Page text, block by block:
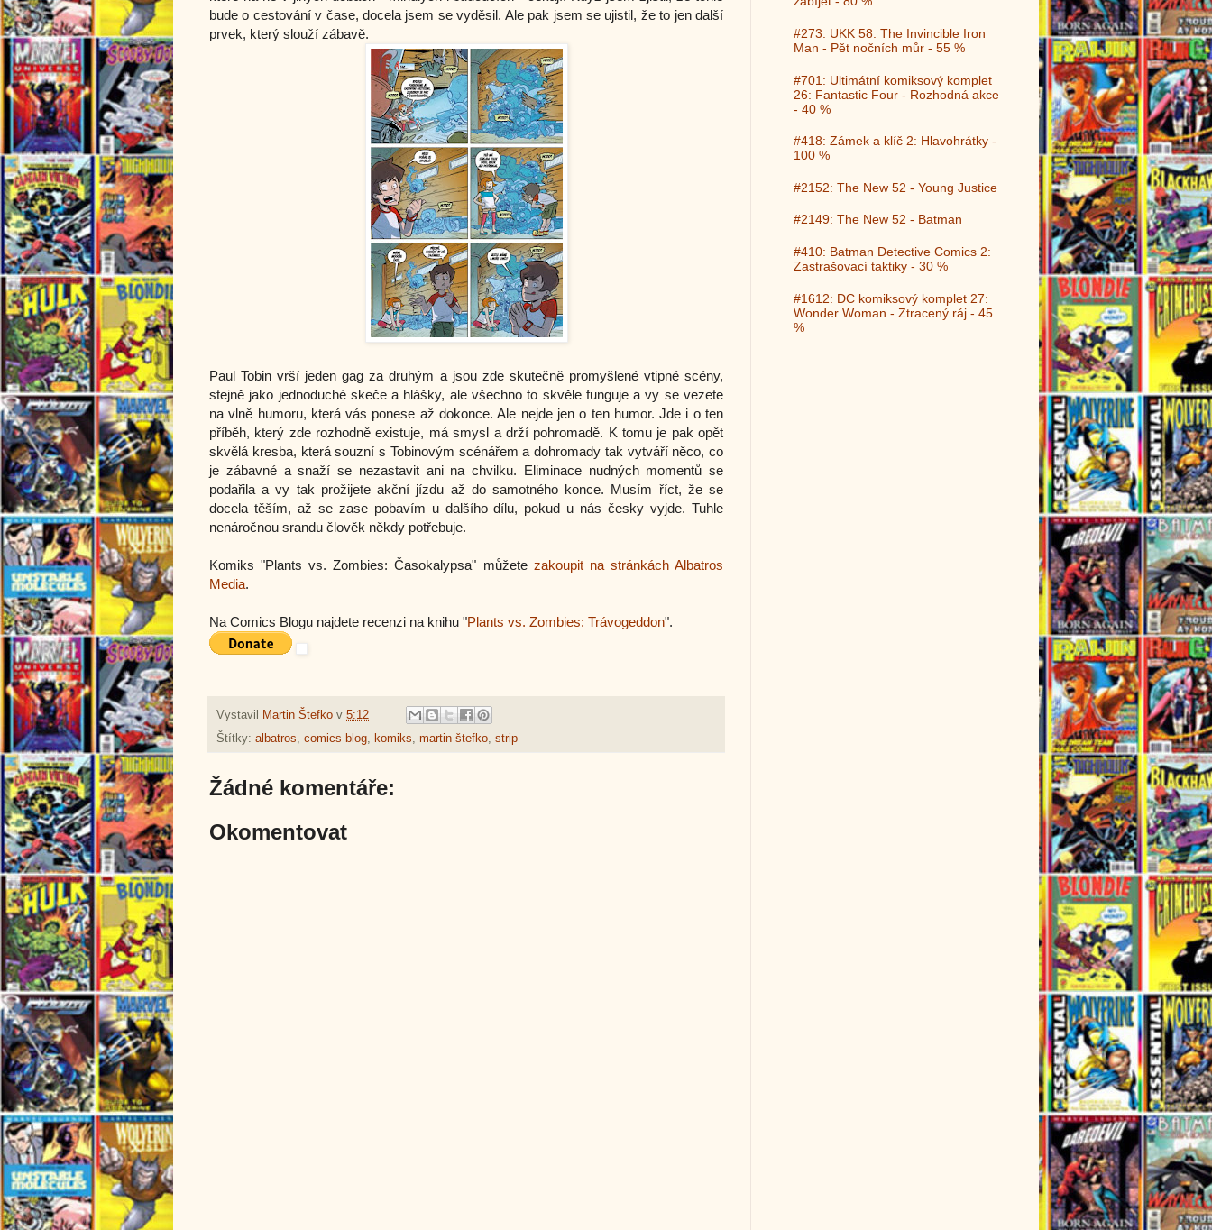
bude o cestování v čase, docela jsem se vyděsil. Ale pak jsem se ujistil, že to jen další
prvek, který slouží zábavě.
Paul Tobin vrší jeden gag za druhým a jsou zde skutečně promyšlené vtipné scény,
stejně jako jednoduché skeče a hlášky, ale všechno to skvěle funguje a vy se vezete
na vlně humoru, která vás ponese až dokonce. Ale nejde jen o ten humor. Jde i o ten
příběh, který zde rozhodně existuje, má smysl a drží pohromadě. K tomu je pak opět
skvělá kresba, která souzní s Tobinovým scénářem a dohromady tak vytváří něco, co
je zábavné a snaží se nezastavit ani na chvilku. Eliminace nudných momentů se
podařila a vy tak prožijete akční jízdu až do samotného konce. Musím říct, že se
docela těším, až se zase pobavím u dalšího dílu, pokud u nás česky vyjde. Tuhle
nenáročnou srandu člověk někdy potřebuje.
Komiks "Plants vs. Zombies: Časokalypsa" můžete zakoupit na stránkách Albatros
Media.
Na Comics Blogu najdete recenzi na knihu "Plants vs. Zombies: Trávogeddon".
Vystavil Martin Štefko v 5:12
Štítky: albatros, comics blog, komiks, martin štefko, strip
Žádné komentáře:
Okomentovat
#273: UKK 58: The Invincible Iron
Man - Pět nočních můr - 55 %
#701: Ultimátní komiksový komplet
26: Fantastic Four - Rozhodná akce
- 40 %
#418: Zámek a klíč 2: Hlavohrátky -
100 %
#2152: The New 52 - Young Justice
#2149: The New 52 - Batman
#410: Batman Detective Comics 2:
Zastrašovací taktiky - 30 %
#1612: DC komiksový komplet 27:
Wonder Woman - Ztracený ráj - 45
%